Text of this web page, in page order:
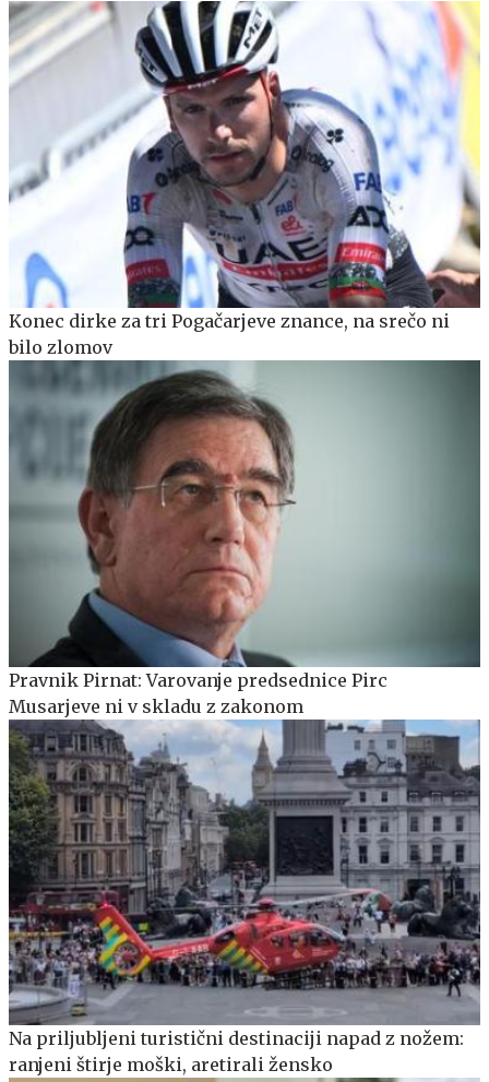
Konec dirke za tri Pogačarjeve znance, na srečo ni
bilo zlomov
Pravnik Pirnat: Varovanje predsednice Pirc
Musarjeve ni v skladu z zakonom
Na priljubljeni turistični destinaciji napad z nožem:
ranjeni štirje moški, aretirali žensko